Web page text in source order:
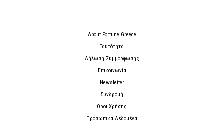
About Fortune Greece
Ταυτότητα
Δήλωση Συμμόρφωσης
Επικοινωνία
Newsletter
Συνδρομή
Όροι Χρήσης
Προσωπικά Δεδομένα